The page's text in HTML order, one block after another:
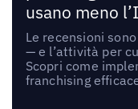
usano meno
Le recensioni
— e l’attività per
Scopri come
franchising